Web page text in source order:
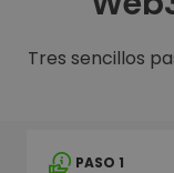
Tres sencillos
PASO 1